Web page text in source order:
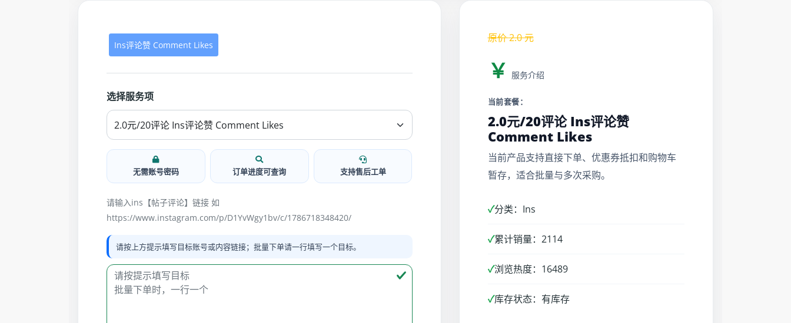
Ins评论赞 Comment Likes
选择服务项
无需账号密码 订单进度可查询 支持售后工单
请输入ins【帖子评论】链接 如
https://www.instagram.com/p/D1YvWgy1bv/c/1786718348420/
请按上方提示填写目标账号或内容链接；批量下单请一行填写一个目标。
原价2.0元
￥ 服务介绍
当前套餐：
2.0元/20评论 Ins评论赞
Comment Likes
当前产品支持直接下单、优惠券抵扣和购物车
暂存，适合批量与多次采购。
✓分类：Ins
✓累计销量：2114
✓浏览热度：16489
✓库存状态：有库存